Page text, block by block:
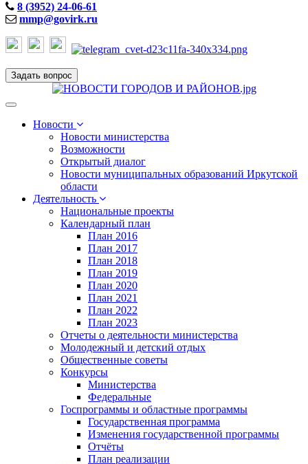
8 (3952) 24-06-61
mmp@govirk.ru
Задать вопрос
Toggle
navigationНовости
Новости министерства
Возможности
Открытый диалог
Новости муниципальных образований Иркутской
области
Деятельность
Национальные проекты
Календарный план
План 2016
План 2017
План 2018
План 2019
План 2020
План 2021
План 2022
План 2023
Отчеты о деятельности министерства
Молодежный и детский отдых
Общественные советы
Конкурсы
Министерства
Федеральные
Госпрограммы и областные программы
Государственная программа
Изменения государственной программы
Отчёты
План реализации